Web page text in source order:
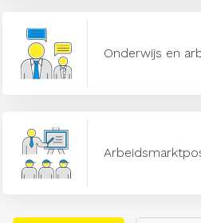
Onderwijs en